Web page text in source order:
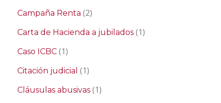
Campaña Renta (2)
Carta de Hacienda a jubilados (1)
Caso ICBC (1)
Citación judicial (1)
Cláusulas abusivas (1)